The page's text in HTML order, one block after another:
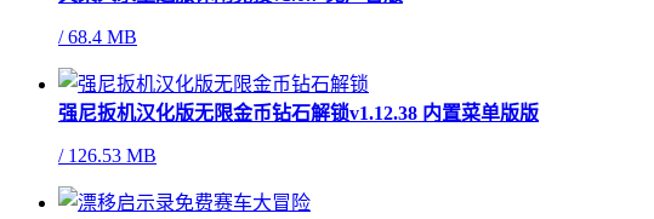
/68.4 MB
强尼扳机汉化版无限金币钻石解锁v1.12.38 内置菜单版版
/126.53 MB